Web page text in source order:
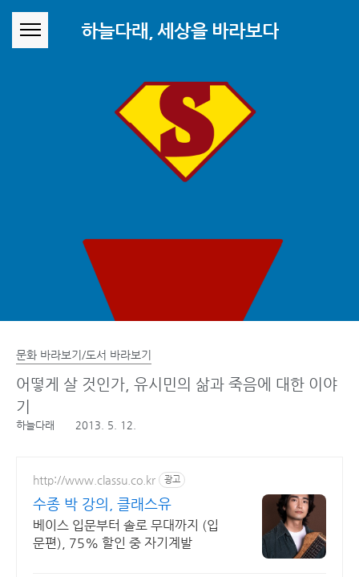
하늘다래, 세상을 바라보다
문화 바라보기/도서 바라보기
어떻게 살 것인가, 유시민의 삶과 죽음에 대한 이야
기
하늘다래 2013. 5. 12.
http://www.classu.co.kr 광고
수종 박 강의, 클래스유
베이스 입문부터 솔로 무대까지 (입
문편), 75% 할인 중 자기계발